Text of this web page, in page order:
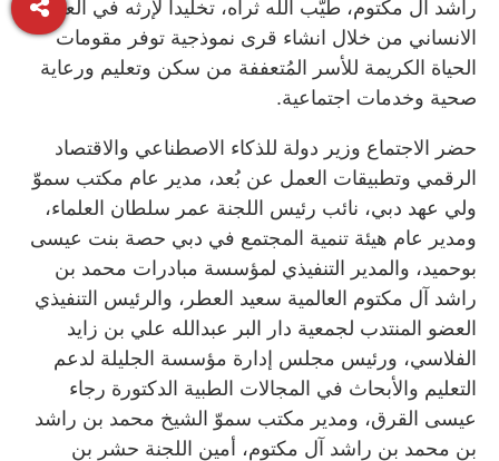
راشد آل مكتوم، طيّب الله ثراه، تخليداً لإرثه في العمل
الانساني من خلال انشاء قرى نموذجية توفر مقومات
الحياة الكريمة للأسر المُتعففة من سكن وتعليم ورعاية
صحية وخدمات اجتماعية.
حضر الاجتماع وزير دولة للذكاء الاصطناعي والاقتصاد
الرقمي وتطبيقات العمل عن بُعد، مدير عام مكتب سموّ
ولي عهد دبي، نائب رئيس اللجنة عمر سلطان العلماء،
ومدير عام هيئة تنمية المجتمع في دبي حصة بنت عيسى
بوحميد، والمدير التنفيذي لمؤسسة مبادرات محمد بن
راشد آل مكتوم العالمية سعيد العطر، والرئيس التنفيذي
العضو المنتدب لجمعية دار البر عبدالله علي بن زايد
الفلاسي، ورئيس مجلس إدارة مؤسسة الجليلة لدعم
التعليم والأبحاث في المجالات الطبية الدكتورة رجاء
عيسى القرق، ومدير مكتب سموّ الشيخ محمد بن راشد
بن محمد بن راشد آل مكتوم، أمين اللجنة حشر بن